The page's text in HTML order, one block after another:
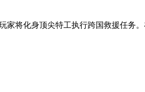
家将化身顶尖特工执行跨国救援任务